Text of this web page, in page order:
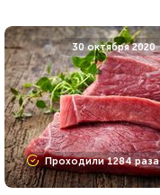
30 октября 2020
Проходили 1284 раза